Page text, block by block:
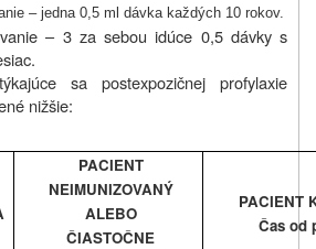
– jedna 0,5 ml dávka každých 10 rokov.
– 3 za sebou idúce 0,5 dávky s
sa postexpozičnej profylaxie
nižšie:
PACIENT
NEIMUNIZOVANÝ
ALEBO
ČIASTOČNE
PACIENT
Čas od